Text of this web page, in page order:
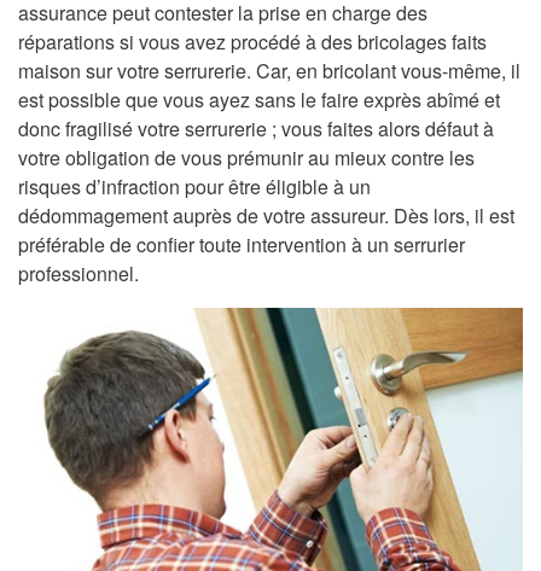
assurance peut contester la prise en charge des
réparations si vous avez procédé à des bricolages faits
maison sur votre serrurerie. Car, en bricolant vous-même, il
est possible que vous ayez sans le faire exprès abîmé et
donc fragilisé votre serrurerie ; vous faites alors défaut à
votre obligation de vous prémunir au mieux contre les
risques d’infraction pour être éligible à un
dédommagement auprès de votre assureur. Dès lors, il est
préférable de confier toute intervention à un serrurier
professionnel.